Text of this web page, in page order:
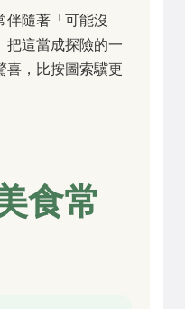
伴隨著「可能沒
把這當成探險的一
喜，比按圖索驥更
食常